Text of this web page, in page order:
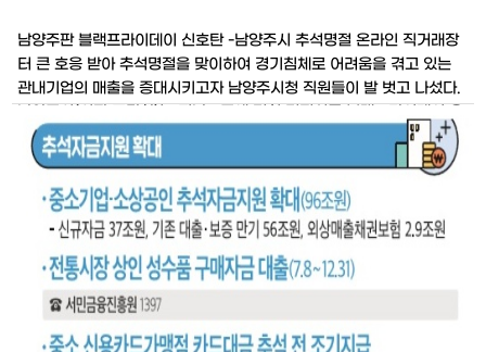
남양주판 블랙프라이데이 신호탄 -남양주시 추석명절 온라인 직거래장
터 큰 호응 받아 추석명절을 맞이하여 경기침체로 어려움을 겪고 있는
관내기업의 매출을 증대시키고자 남양주시청 직원들이 발 벗고 나섰다.
라인 직거래 장터 행사를 성황리에 마쳤다. 시는 지난 8월 16일부터 7일
간 온라인으로 참가를 원하는 업체의 신청을 받아 26일부터 시청 직원
들에게